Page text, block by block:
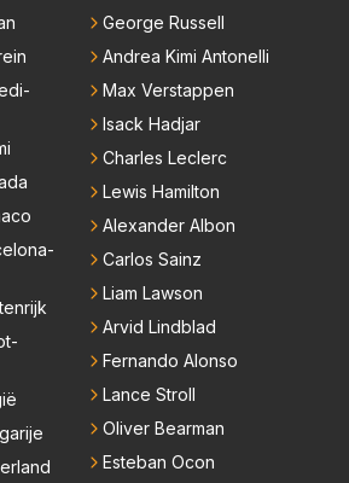
ook de batterij richting opg
mee doen en ruimte creër
en smaller te maken. Om we
te zien zodat iedereen weer teru
inmiddels weggelopen zijn!
George Russell
Andrea Kimi Antonelli
Max Verstappen
Isack Hadjar
Charles Leclerc
Lewis Hamilton
Alexander Albon
Carlos Sainz
Liam Lawson
Arvid Lindblad
Fernando Alonso
Lance Stroll
Oliver Bearman
Esteban Ocon